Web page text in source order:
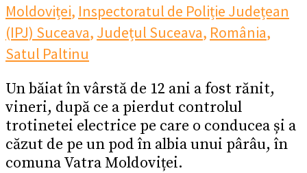
Moldoviței, Inspectoratul de Poliție Județean
(IPJ) Suceava, Județul Suceava, România,
Satul Paltinu
Un băiat în vârstă de 12 ani a fost rănit,
vineri, după ce a pierdut controlul
trotinetei electrice pe care o conducea și a
căzut de pe un pod în albia unui pârâu, în
comuna Vatra Moldoviței.